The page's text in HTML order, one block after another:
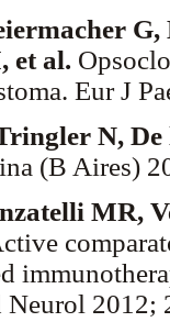
et al.
Eur J
N, De
(B Aires)
MR,
Neurol